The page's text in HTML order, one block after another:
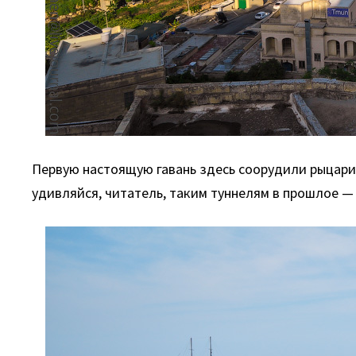
Первую настоящую гавань здесь соорудили
удивляйся, читатель, таким туннелям в прошлое